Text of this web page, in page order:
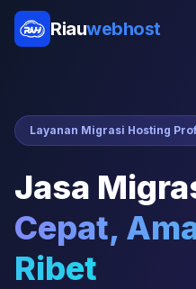
Riauwebhost
Layanan Migrasi Hosting
Jasa
Cepat,
Ribet